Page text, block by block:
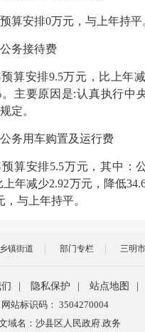
安排0万元，与上年持平
接待费
安排9.5万元，比上年减
。主要原因是:认真执行中
定。
用车购置及运行费
安排5.5万元，其中：
上年减少2.92万元，降低
，与上年持平。
乡镇街道 部门专栏 三明
隐私保护 站点地图
网站标识码： 3504270004
域名：沙县区人民政府.政务